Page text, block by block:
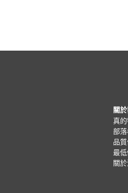
關
真
部
品
最
關